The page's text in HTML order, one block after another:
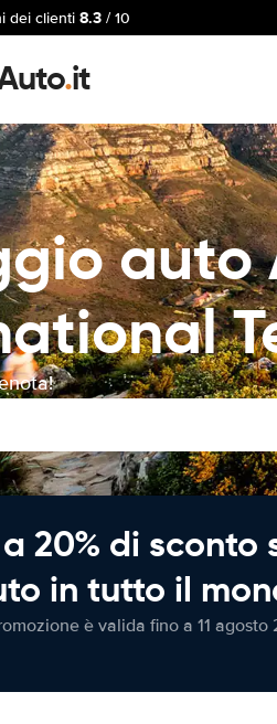
dei clienti 8.3 / 10
.it
20% di sconto
in tutto il
è valida fino a 11